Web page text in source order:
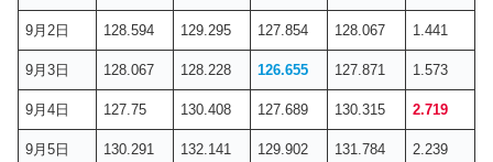
9月2日 128.594 129.295 127.854 128.067 1.441
9月3日 128.067 128.228 126.655 127.871 1.573
9月4日 127.75 130.408 127.689 130.315 2.719
9月5日 130.291 132.141 129.902 131.784 2.239